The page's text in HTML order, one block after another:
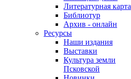
Литературная карта
Библиотур
Архив - онлайн
Ресурсы
Наши издания
Выставки
Культура земли
Псковской